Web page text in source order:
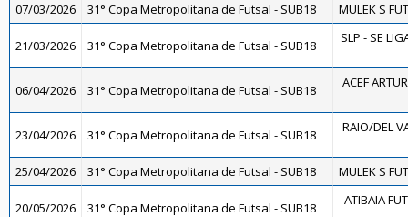
07/03/2026
31° Copa Metropolitana de Futsal - SUB18 MULEK S
21/03/2026 31° Copa Metropolitana de Futsal - SUB18 SLP - SE
06/04/2026 31° Copa Metropolitana de Futsal - SUB18 ACEF
23/04/2026 31° Copa Metropolitana de Futsal - SUB18 RAIO/DEL
25/04/2026 31° Copa Metropolitana de Futsal - SUB18 MULEK S
20/05/2026 31° Copa Metropolitana de Futsal - SUB18 ATIBAIA